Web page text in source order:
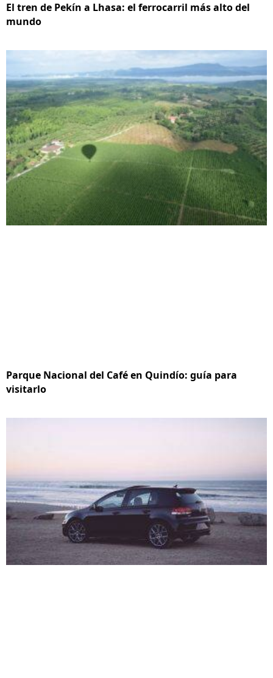
El tren de Pekín a Lhasa: el ferrocarril más alto del
mundo
Parque Nacional del Café en Quindío: guía para
visitarlo